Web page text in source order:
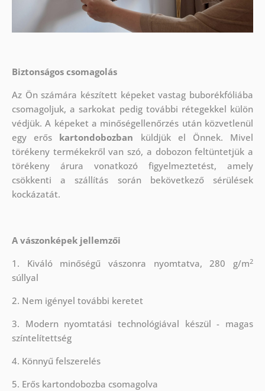
Biztonságos csomagolás
Az Ön számára készített képeket vastag buborékfóliába
csomagoljuk, a sarkokat pedig további rétegekkel külön
védjük.A képeket a minőségellenőrzés után közvetlenül
egy erős kartondobozban küldjük el Önnek. Mivel
törékeny termékekről van szó, a dobozon feltüntetjük a
törékeny árura vonatkozó figyelmeztetést, amely
csökkenti a szállítás során bekövetkező sérülések
kockázatát.
A vászonképek jellemzői
1. Kiváló minőségű vászonra nyomtatva, 280 g/m2
súllyal
2. Nem igényel további keretet
3. Modern nyomtatási technológiával készül - magas
színtelítettség
4. Könnyű felszerelés
5. Erős kartondobozba csomagolva